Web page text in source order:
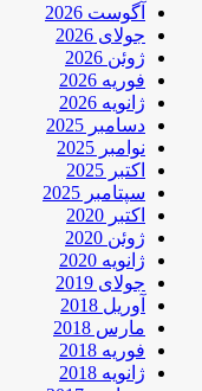
آگوست 2026
جولای 2026
ژوئن 2026
فوریه 2026
ژانویه 2026
دسامبر 2025
نوامبر 2025
اکتبر 2025
سپتامبر 2025
اکتبر 2020
ژوئن 2020
ژانویه 2020
جولای 2019
آوریل 2018
مارس 2018
فوریه 2018
ژانویه 2018